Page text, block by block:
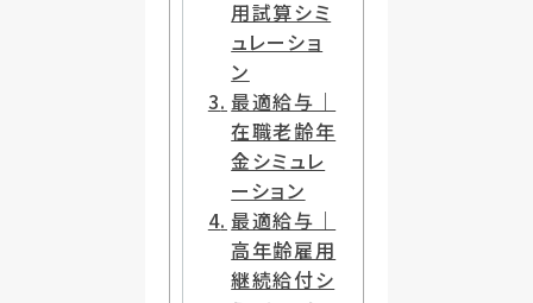
用試算シミ
ュレーショ
ン
最適給与｜
在職老齢年
金シミュレ
ーション
最適給与｜
高年齢雇用
継続給付シ